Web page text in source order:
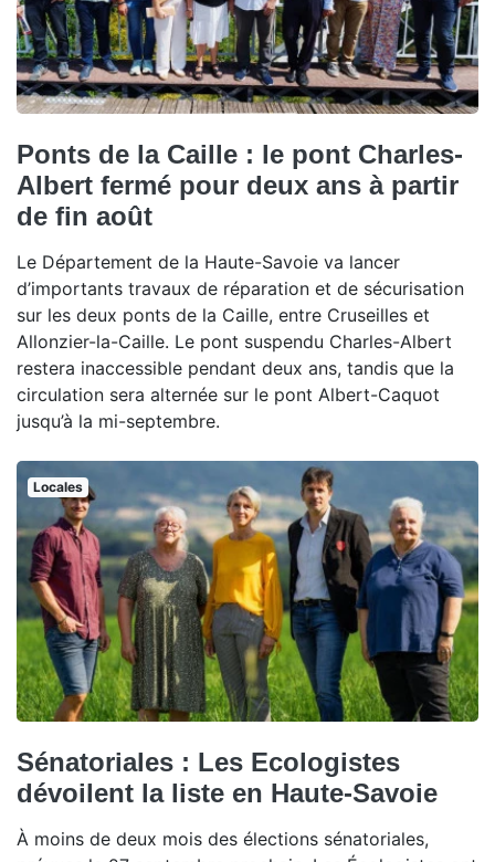
Ponts de la Caille : le pont Charles-
Albert fermé pour deux ans à partir
de fin août
Le Département de la Haute-Savoie va lancer
d’importants travaux de réparation et de sécurisation
sur les deux ponts de la Caille, entre Cruseilles et
Allonzier-la-Caille. Le pont suspendu Charles-Albert
restera inaccessible pendant deux ans, tandis que la
circulation sera alternée sur le pont Albert-Caquot
jusqu’à la mi-septembre.
Locales
Sénatoriales : Les Ecologistes
dévoilent la liste en Haute-Savoie
À moins de deux mois des élections sénatoriales,